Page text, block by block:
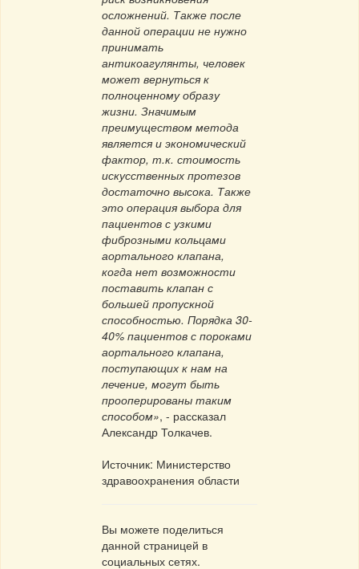
осложнений. Также после
данной операции не нужно
принимать
антикоагулянты, человек
может вернуться к
полноценному образу
жизни. Значимым
преимуществом метода
является и экономический
фактор, т.к. стоимость
искусственных протезов
достаточно высока. Также
это операция выбора для
пациентов с узкими
фиброзными кольцами
аортального клапана,
когда нет возможности
поставить клапан с
большей пропускной
способностью. Порядка 30-
40% пациентов с пороками
аортального клапана,
поступающих к нам на
лечение, могут быть
прооперированы таким
способом», - рассказал
Александр Толкачев.
Источник: Министерство
здравоохранения области
Вы можете поделиться
данной страницей в
социальных сетях.